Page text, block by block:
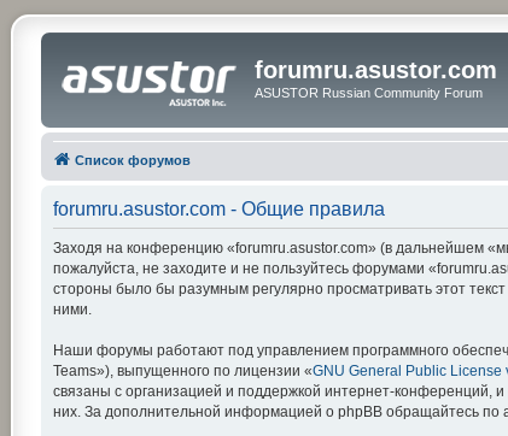
forumru.asustor.com
ASUSTOR Russian Community Forum
Список форумов
forumru.asustor.com - Общие правила
Заходя на конференцию «forumru.asustor.com» (в дальнейшем
пожалуйста, не заходите и не пользуйтесь форумами
стороны было бы разумным регулярно просматривать этот
ними.
Наши форумы работают под управлением программного
Teams»), выпущенного по лицензии «GNU General Public License
связаны с организацией и поддержкой интернет-конференций,
них. За дополнительной информацией о phpBB обращайтесь по